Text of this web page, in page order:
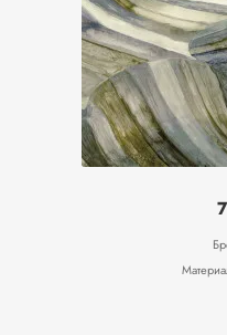
Имитация
Имитация
Имитация
Пастораль/
Полоска
Узор